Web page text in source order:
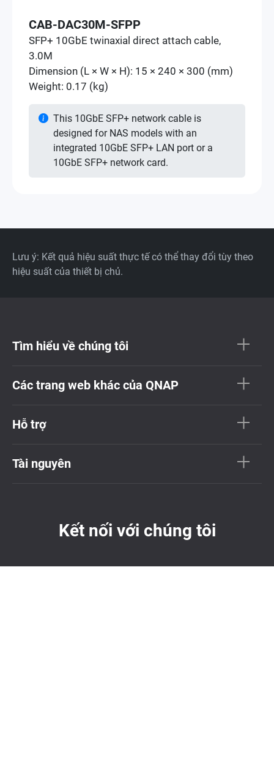
CAB-DAC30M-SFPP
SFP+ 10GbE twinaxial direct attach cable,
3.0M
Dimension (L × W × H): 15 × 240 × 300 (mm)
Weight: 0.17 (kg)
This 10GbE SFP+ network cable is
designed for NAS models with an
integrated 10GbE SFP+ LAN port or a
10GbE SFP+ network card.
Lưu ý: Kết quả hiệu suất thực tế có thể thay đổi tùy theo
hiệu suất của thiết bị chủ.
Tìm hiểu về chúng tôi
Các trang web khác của QNAP
Hỗ trợ
Tài nguyên
Kết nối với chúng tôi